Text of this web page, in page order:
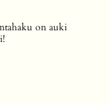
on auki